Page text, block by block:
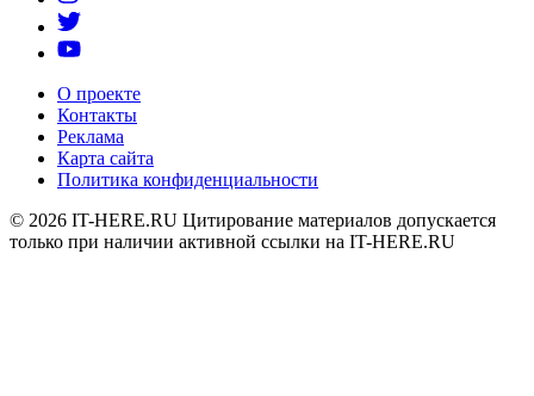
О проекте
Контакты
Реклама
Карта сайта
Политика конфиденциальности
© 2026 IT-HERE.RU Цитирование материалов допускается
только при наличии активной ссылки на IT-HERE.RU